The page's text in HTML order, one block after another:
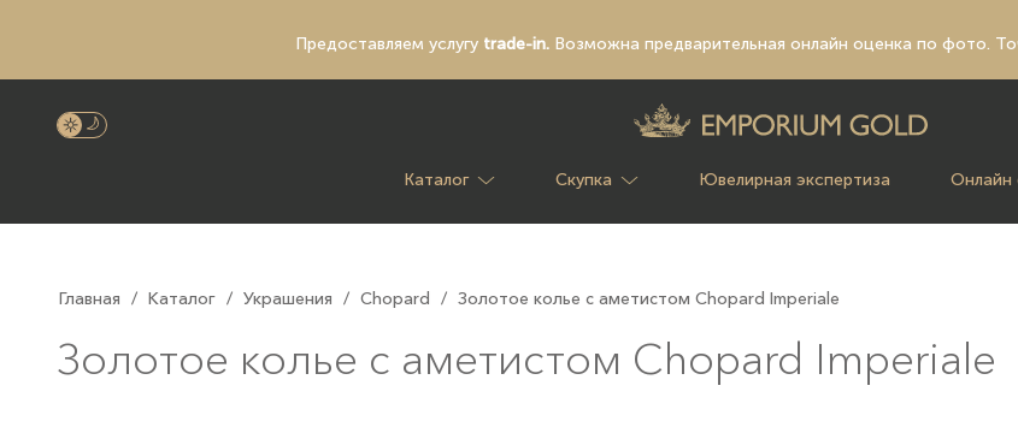
Предоставляем услугу trade-in.Возможна предварительная онлайн оценка по фото.
Каталог Скупка Ювелирная экспертиза Онлайн
Главная / Каталог / Украшения / Chopard / Золотое колье с аметистом Chopard Imperiale
Золотое колье с аметистом Chopard Imperiale